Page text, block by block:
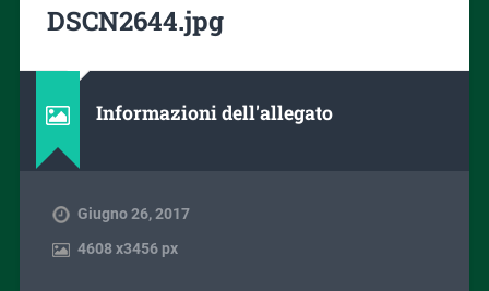
DSCN2644.jpg
Informazioni dell'allegato
Giugno 26, 2017
4608x3456 px